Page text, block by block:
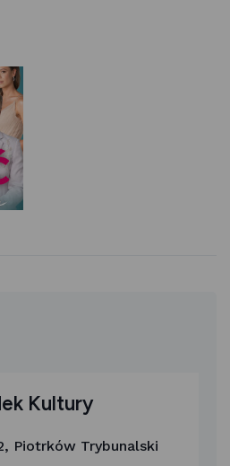
Kultury
Piotrków Trybunalski